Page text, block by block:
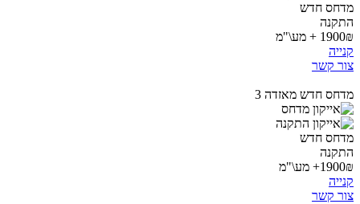
מדחס חדש
התקנה
1900₪ + מע\"מ
קנייה
צור קשר
מדחס חדש מאזדה 3
מדחס חדש
התקנה
1900₪+ מע\"מ
קנייה
צור קשר